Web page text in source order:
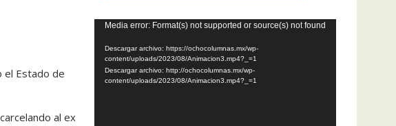
el Estado de
al ex
Reproductor
de
vídeo
Media error: Format(s) not supported or source(s) not found
Descargar archivo: https://ochocolumnas.mx/wp-
content/uploads/2023/08/Animacion3.mp4?_=1
Descargar archivo: http://ochocolumnas.mx/wp-
content/uploads/2023/08/Animacion3.mp4?_=1